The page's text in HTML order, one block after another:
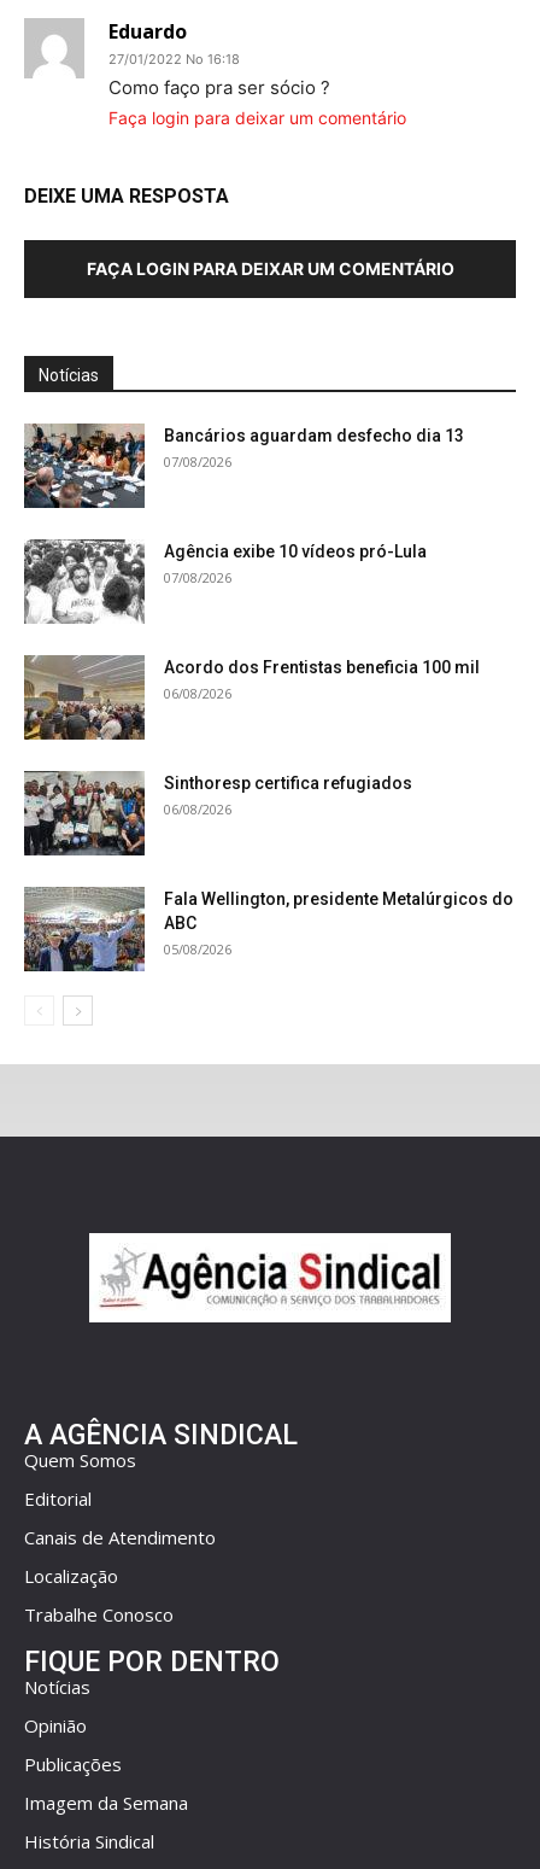
Eduardo
27/01/2022 No 16:18
Como faço pra ser sócio ?
Faça login para deixar um comentário
DEIXE UMA RESPOSTA
FAÇA LOGIN PARA DEIXAR UM COMENTÁRIO
Notícias
Bancários aguardam desfecho dia 13
07/08/2026
Agência exibe 10 vídeos pró-Lula
07/08/2026
Acordo dos Frentistas beneficia 100 mil
06/08/2026
Sinthoresp certifica refugiados
06/08/2026
Fala Wellington, presidente Metalúrgicos do
ABC
05/08/2026
A AGÊNCIA SINDICAL
Quem Somos
Editorial
Canais de Atendimento
Localização
Trabalhe Conosco
FIQUE POR DENTRO
Notícias
Opinião
Publicações
Imagem da Semana
História Sindical